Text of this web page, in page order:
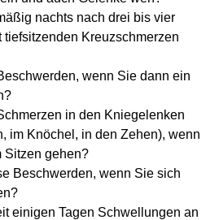
nachts nach drei bis vier
tiefsitzenden Kreuzschmerzen
wenn Sie dann ein
in den Kniegelenken
im Knöchel, in den Zehen), wenn
Sitzen gehen?
Beschwerden, wenn Sie sich
einigen Tagen Schwellungen an